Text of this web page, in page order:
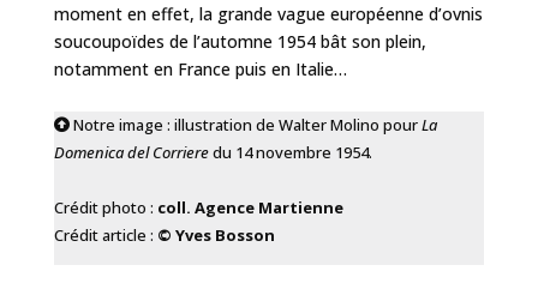
moment en effet, la grande vague européenne d’ovnis
soucoupoïdes de l’automne 1954 bât son plein,
notamment en France puis en Italie…
Notre image : illustration de Walter Molino pourLa
Domenica del Corrieredu 14 novembre 1954.
Crédit photo : coll. Agence Martienne
Crédit article : © Yves Bosson